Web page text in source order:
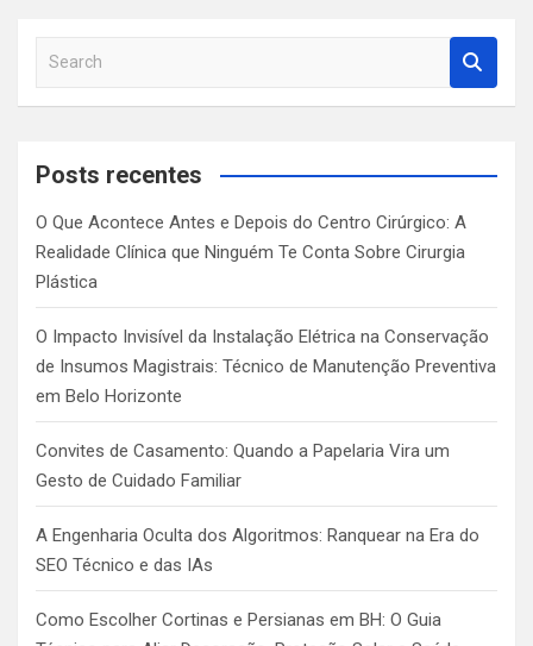
a
c
Posts recentes
O Que Acontece Antes e Depois do Centro Cirúrgico: A
Realidade Clínica que Ninguém Te Conta Sobre Cirurgia
Plástica
O Impacto Invisível da Instalação Elétrica na Conservação
de Insumos Magistrais: Técnico de Manutenção Preventiva
em Belo Horizonte
Convites de Casamento: Quando a Papelaria Vira um
Gesto de Cuidado Familiar
A Engenharia Oculta dos Algoritmos: Ranquear na Era do
SEO Técnico e das IAs
Como Escolher Cortinas e Persianas em BH: O Guia